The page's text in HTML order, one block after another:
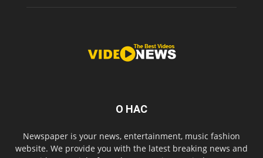
О НАС
Newspaper is your news, entertainment, music fashion
website. We provide you with the latest breaking news and